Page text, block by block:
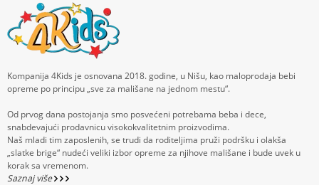
Kompanija 4Kids je osnovana 2018. godine, u Nišu, kao maloprodaja bebi
opreme po principu „sve za mališane na jednom mestu“.
Od prvog dana postojanja smo posvećeni potrebama beba i dece,
snabdevajući prodavnicu visokokvalitetnim proizvodima.
Naš mladi tim zaposlenih, se trudi da roditeljima pruži podršku i olakša
„slatke brige“ nudeći veliki izbor opreme za njihove mališane i bude uvek u
korak sa vremenom.
Saznaj više